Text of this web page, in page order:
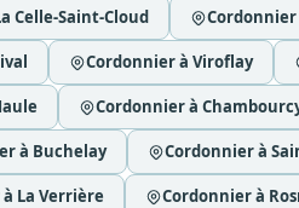
Celle-Saint-Cloud
Cordonnier à Viroflay
Cordonnier à
à Buchelay Cordonnier à
La Verrière Cordonnier à